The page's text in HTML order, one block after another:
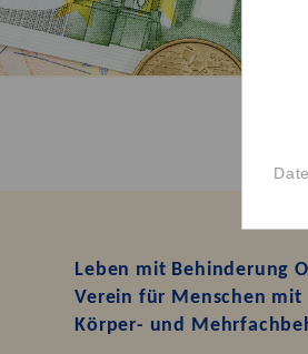
Leben mit Behinderung
Verein für Menschen mit
Körper- und